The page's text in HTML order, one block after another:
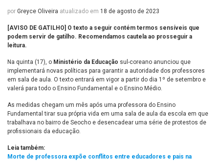
por Greyce Oliveira atualizado em 18 de agosto de 2023
[AVISO DE GATILHO] O texto a seguir contém termos sensíveis que
podem servir de gatilho. Recomendamos cautela ao prosseguir a
leitura.
Na quinta (17), o Ministério da Educação sul-coreano anunciou que
implementará novas políticas para garantir a autoridade dos professores
em sala de aula. O texto entrará em vigor a partir do dia 1º de setembro e
valerá para todo o Ensino Fundamental e o Ensino Médio.
As medidas chegam um mês após uma professora do Ensino
Fundamental tirar sua própria vida em uma sala de aula da escola em que
trabalhava no bairro de Seocho e desencadear uma série de protestos de
profissionais da educação.
Leia também:
Morte de professora expõe conflitos entre educadores e pais na